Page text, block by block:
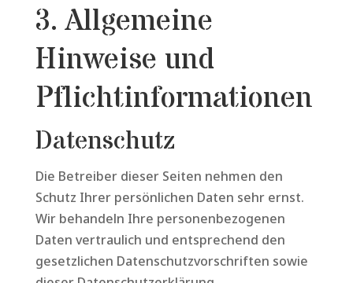
3. Allgemeine
Hinweise und
Pflicht­informationen
Datenschutz
Die Betreiber dieser Seiten nehmen den
Schutz Ihrer persönlichen Daten sehr ernst.
Wir behandeln Ihre personenbezogenen
Daten vertraulich und entsprechend den
gesetzlichen Datenschutzvorschriften sowie